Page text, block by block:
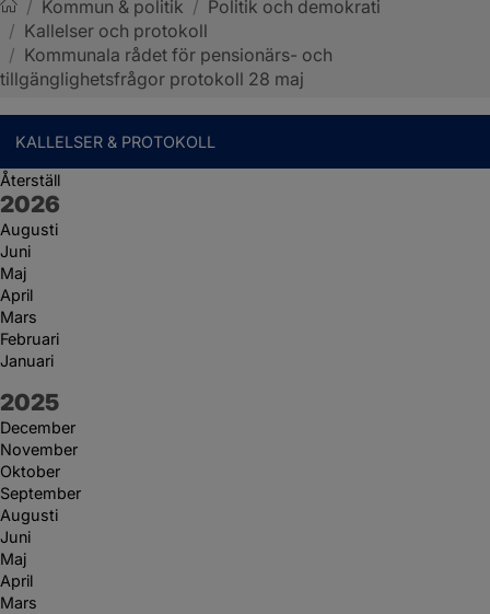
Sotenäs kommun
/ Kommun & politik / Politik och demokrati
/ Kallelser och protokoll
/ Kommunala rådet för pensionärs- och
tillgänglighetsfrågor protokoll 28 maj
KALLELSER & PROTOKOLL
Återställ
År:
2026
Augusti
Juni
Maj
April
Mars
Februari
Januari
År:
2025
December
November
Oktober
September
Augusti
Juni
Maj
April
Mars